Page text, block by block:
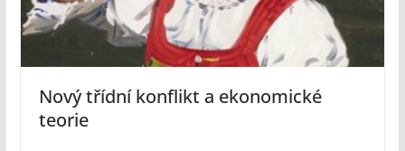
Nový třídní konflikt a ekonomické
teorie